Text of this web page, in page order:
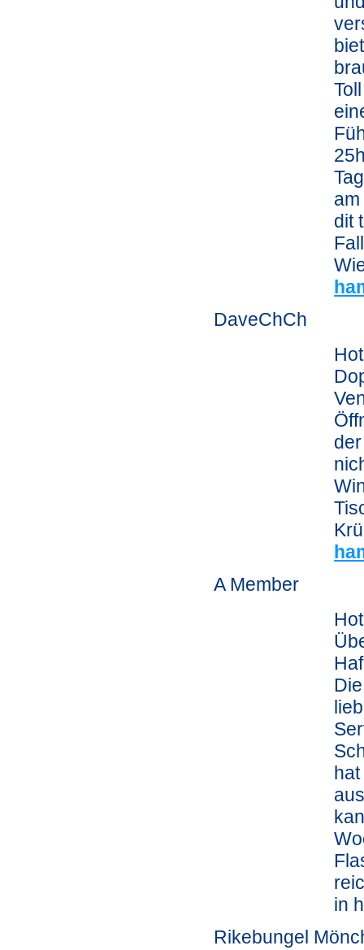
dit
DaveChCh
A Member
in
Rikebungel